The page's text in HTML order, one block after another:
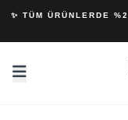
✨ TÜM ÜRÜNLERDE